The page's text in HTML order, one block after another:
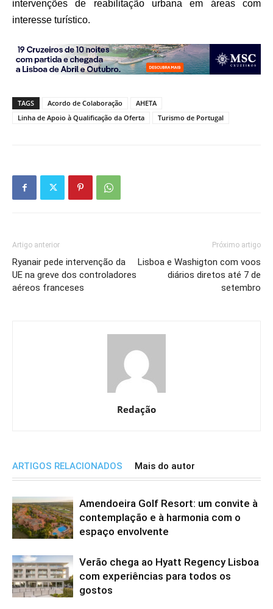
intervenções de reabilitação urbana em áreas com
interesse turístico.
TAGS Acordo de Colaboração
AHETA
Linha de Apoio à Qualificação da Oferta
Turismo de Portugal
Artigo anterior
Ryanair pede intervenção da
UE na greve dos controladores
aéreos franceses
Próximo artigo
Lisboa e Washigton com voos
diários diretos até 7 de
setembro
Redação
ARTIGOS RELACIONADOS Mais do autor
Amendoeira Golf Resort: um convite à
contemplação e à harmonia com o
espaço envolvente
Verão chega ao Hyatt Regency Lisboa
com experiências para todos os
gostos